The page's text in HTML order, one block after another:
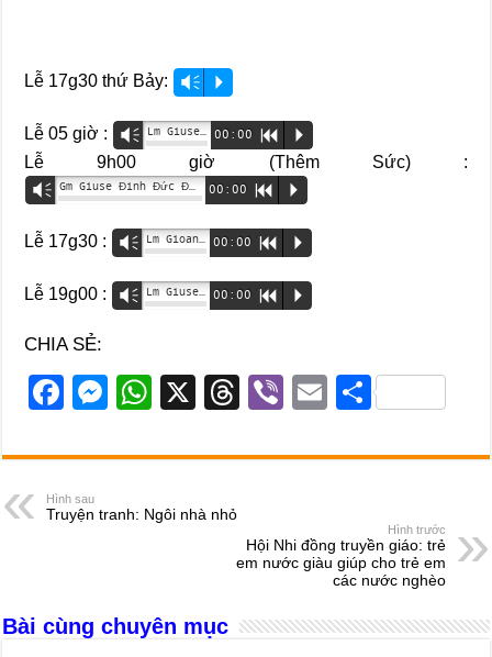
Lễ 17g30 thứ Bảy: Vm P
Lễ 05 giờ : Vm 00:00 R P
Lễ 9h00 giờ (Thêm Sức) :
Vm 00:00 R P
Lễ 17g30 : Vm 00:00 R P
Lễ 19g00 : Vm 00:00 R P
CHIA SẺ:
F
c
e
b
k
M
ss
n
W
at
A
X
T
e
d
s
Vi
er
E
ail
S
ar
Hình sau
Truyện tranh: Ngôi nhà nhỏ
Hình trước
Hội Nhi đồng truyền giáo: trẻ
em nước giàu giúp cho trẻ em
các nước nghèo
Bài cùng chuyên mục